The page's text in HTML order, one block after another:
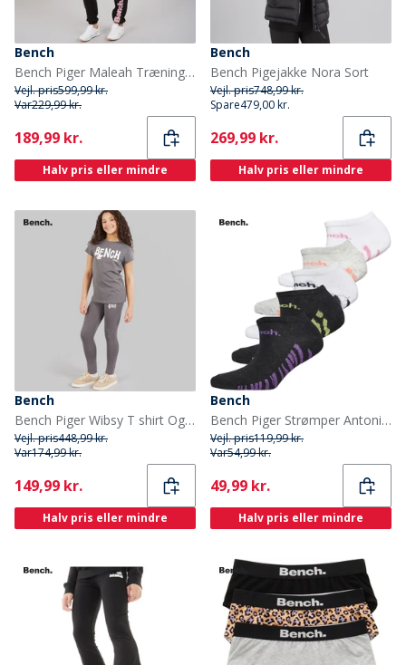
Bench
Bench Piger Maleah Træningsdragt Sort
Vejl. pris599,99 kr.
Var229,99 kr.
Current
189,99 kr.
Halv pris eller mindre
Bench
Bench Pigejakke Nora Sort
Vejl. pris748,99 kr.
Spare479,00 kr.
Current
269,99 kr.
Halv pris eller mindre
Bench
Bench Piger Wibsy T shirt Og Leggings Sæt Charcoal
Vejl. pris448,99 kr.
Var174,99 kr.
Current
149,99 kr.
Halv pris eller mindre
Bench
Bench Piger Strømper Antonia Træningssokker 5-pak Asstd
Vejl. pris119,99 kr.
Var54,99 kr.
Current
49,99 kr.
Halv pris eller mindre